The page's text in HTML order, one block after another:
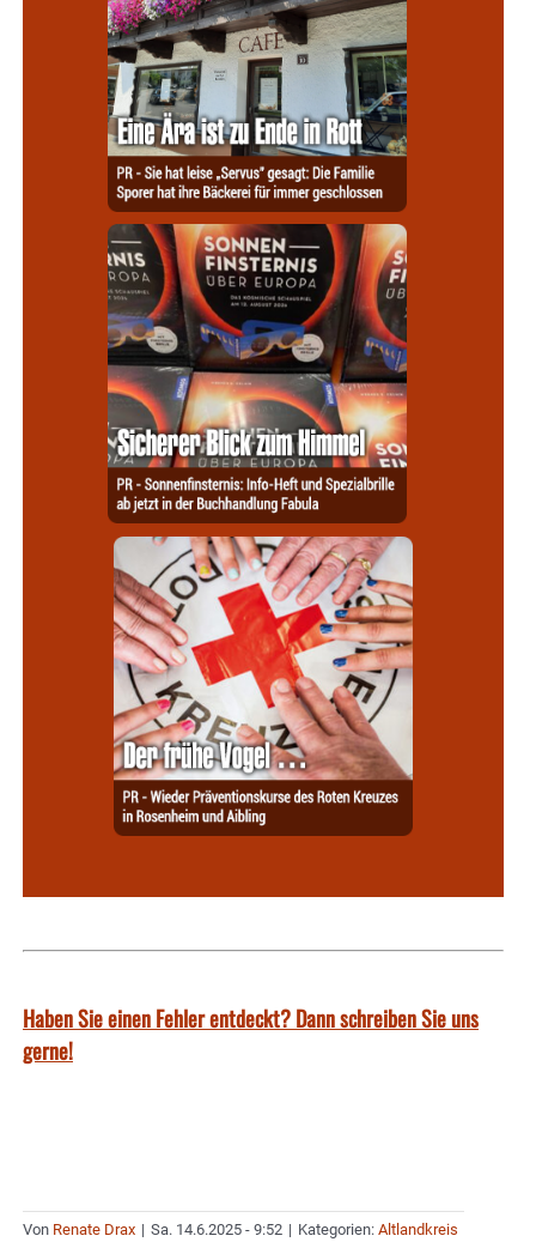
Haben Sie einen Fehler entdeckt? Dann schreiben Sie uns
gerne!
Von Renate Drax | Sa. 14.6.2025 - 9:52 | Kategorien: Altlandkreis